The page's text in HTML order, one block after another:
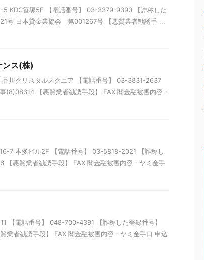
5 KDC笹塚5F 【電話番号】 03-3379-9390 【詐称した
号 日本貸金業協会 第001267号 【悪質業者勧誘手 ...
ンス(株)
品川クリスタルスクエア 【電話番号】 03-3831-2637
(8)08314 【悪質業者勧誘手段】 FAX 闇金融被害内容・
16-7 本多ビル2F 【電話番号】 03-5818-2021 【詐称し
【悪質業者勧誘手段】 FAX 闇金融被害内容・ヤミ金手
【電話番号】 048-700-4391 【詐称した登録番号】
業者勧誘手段】 FAX 闇金融被害内容・ヤミ金手口 申込